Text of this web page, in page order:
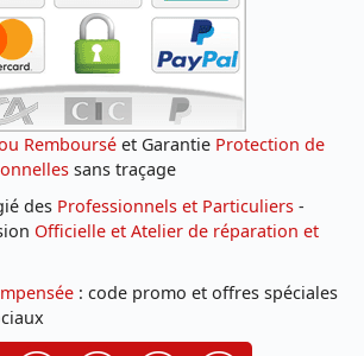
Remboursé et Garantie Protection de
sans traçage
des Professionnels et Particuliers -
Officielle et Atelier de réparation et
: code promo et offres spéciales